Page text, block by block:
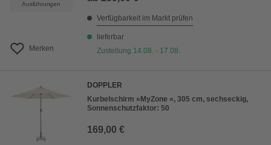
Ausführungen
Merken
Verfügbarkeit im Markt prüfen
lieferbar
Zustellung 14.08. - 17.08.
DOPPLER
Kurbelschirm »MyZone «, 305 cm, sechseckig,
Sonnenschutzfaktor: 50
169,00 €